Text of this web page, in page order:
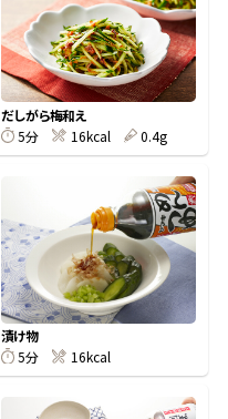
鰹節屋の
だしパック
だしがら梅和え
5分
16kcal 0.4g
漬け物
5分
16kcal